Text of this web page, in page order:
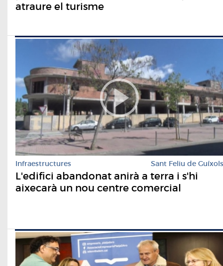
atraure el turisme
Infraestructures Sant Feliu de Guíxols
L'edifici abandonat anirà a terra i s'hi
aixecarà un nou centre comercial